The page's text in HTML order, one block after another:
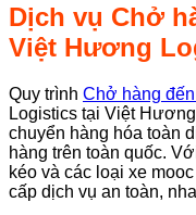
Dịch vụ Chở
Việt Hương
Quy trình Chở hàng
Logistics tại Việt
chuyển hàng hóa toàn
hàng trên toàn quốc.
kéo và các loại xe
cấp dịch vụ an toàn,